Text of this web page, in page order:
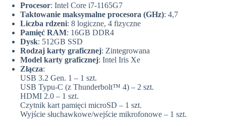
Procesor: Intel Core i7-1165G7
Taktowanie maksymalne procesora (GHz): 4,7
Liczba rdzeni: 8 logiczne, 4 fizyczne
Pamięć RAM: 16GB DDR4
Dysk: 512GB SSD
Rodzaj karty graficznej: Zintegrowana
Model karty graficznej: Intel Iris Xe
Złącza:
USB 3.2 Gen. 1 – 1 szt.
USB Typu-C (z Thunderbolt™ 4) – 2 szt.
HDMI 2.0 – 1 szt.
Czytnik kart pamięci microSD – 1 szt.
Wyjście słuchawkowe/wejście mikrofonowe – 1 szt.